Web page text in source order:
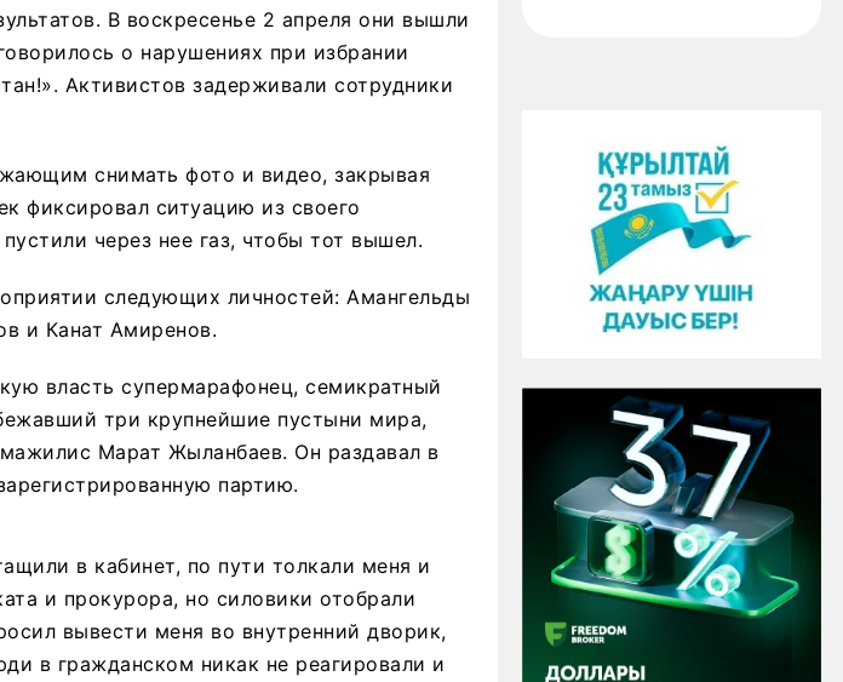
В воскресенье 2 апреля они вышли
о нарушениях при избрании
Активистов задерживали сотрудники
снимать фото и видео, закрывая
фиксировал ситуацию из своего
через нее газ, чтобы тот вышел.
следующих личностей: Амангельды
и Канат Амиренов.
власть супермарафонец, семикратный
три крупнейшие пустыни мира,
Марат Жыланбаев. Он раздавал в
партию.
в кабинет, по пути толкали меня и
и прокурора, но силовики отобрали
вывести меня во внутренний дворик,
в гражданском никак не реагировали и